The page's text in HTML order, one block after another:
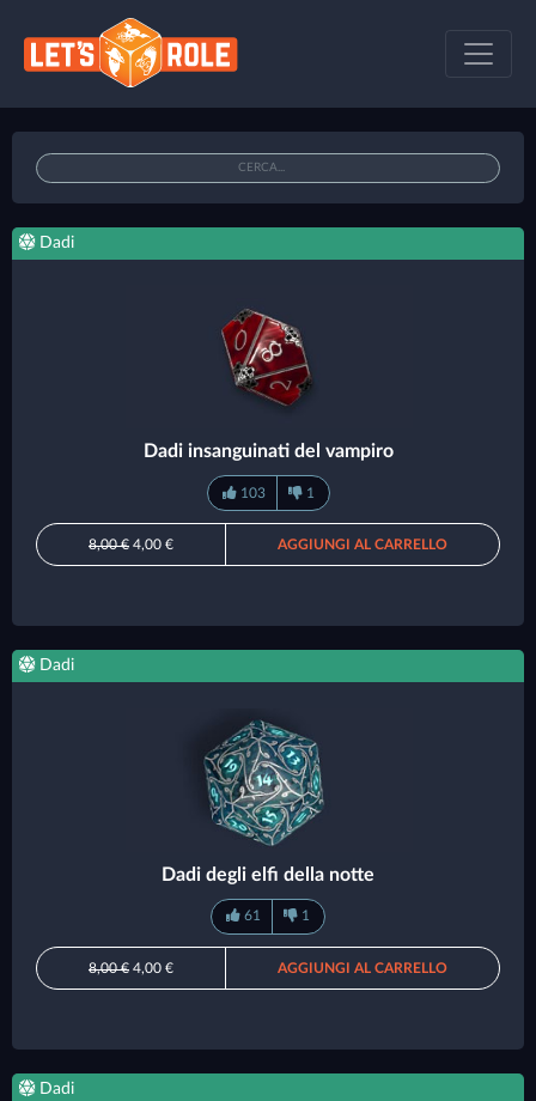
Dadi
Dadi insanguinati del vampiro
103 1
8,00 € 4,00 € AGGIUNGI AL CARRELLO
Dadi
Dadi degli elfi della notte
61 1
8,00 € 4,00 € AGGIUNGI AL CARRELLO
Dadi